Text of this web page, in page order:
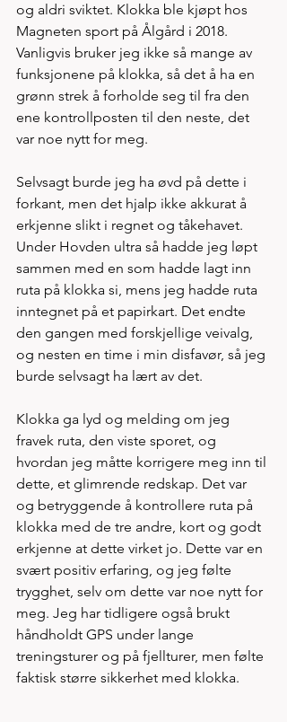
og aldri sviktet. Klokka ble kjøpt hos
Magneten sport på Ålgård i 2018.
Vanligvis bruker jeg ikke så mange av
funksjonene på klokka, så det å ha en
grønn strek å forholde seg til fra den
ene kontrollposten til den neste, det
var noe nytt for meg.
Selvsagt burde jeg ha øvd på dette i
forkant, men det hjalp ikke akkurat å
erkjenne slikt i regnet og tåkehavet.
Under Hovden ultra så hadde jeg løpt
sammen med en som hadde lagt inn
ruta på klokka si, mens jeg hadde ruta
inntegnet på et papirkart. Det endte
den gangen med forskjellige veivalg,
og nesten en time i min disfavør, så jeg
burde selvsagt ha lært av det.
Klokka ga lyd og melding om jeg
fravek ruta, den viste sporet, og
hvordan jeg måtte korrigere meg inn til
dette, et glimrende redskap. Det var
og betryggende å kontrollere ruta på
klokka med de tre andre, kort og godt
erkjenne at dette virket jo. Dette var en
svært positiv erfaring, og jeg følte
trygghet, selv om dette var noe nytt for
meg. Jeg har tidligere også brukt
håndholdt GPS under lange
treningsturer og på fjellturer, men følte
faktisk større sikkerhet med klokka.